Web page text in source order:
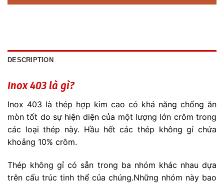
DESCRIPTION
Inox 403 là gì?
Inox 403 là thép hợp kim cao có khả năng chống ăn
mòn tốt do sự hiện diện của một lượng lớn crôm trong
các loại thép này. Hầu hết các thép không gỉ chứa
khoảng 10% crôm.
Thép không gỉ có sẵn trong ba nhóm khác nhau dựa
trên cấu trúc tinh thể của chúng.Những nhóm này bao